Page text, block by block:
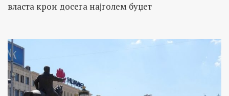
власта крои досега најголем буџет